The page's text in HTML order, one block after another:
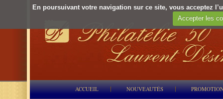
En poursuivant votre navigation sur ce site, vous acceptez
Accepter les
ACCUEIL NOUVEAUTÉS